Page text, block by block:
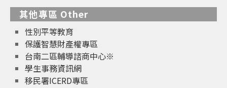
其他專區 Other
性別平等教育
保護智慧財產權專區
台南二區輔導諮商中心※
學生事務資訊網
移民署ICERD專區